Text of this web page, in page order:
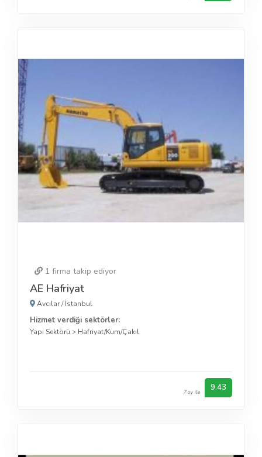
1 firma takip ediyor
AE Hafriyat
Avcılar/İstanbul
Hizmet verdiği sektörler:
Yapı Sektörü > Hafriyat/Kum/Çakıl
7 oy ile 9.43